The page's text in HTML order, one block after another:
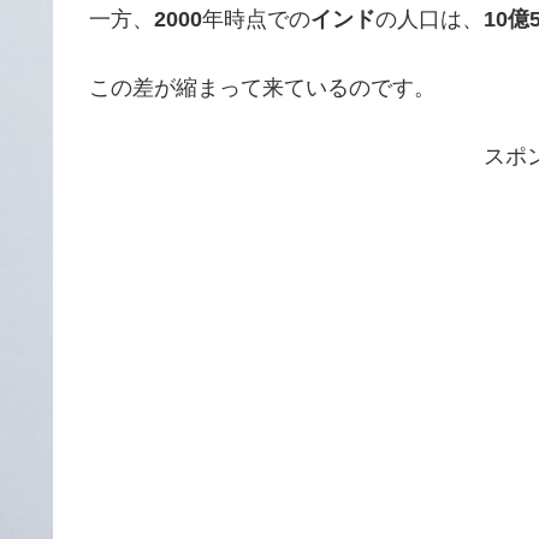
一方、 2000年時点でのインドの人口は、 10億
この差が縮まって来ているのです。
スポ